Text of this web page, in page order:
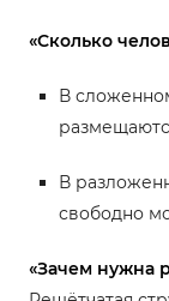
«Сколько
В
В
свободно
«Зачем нужна